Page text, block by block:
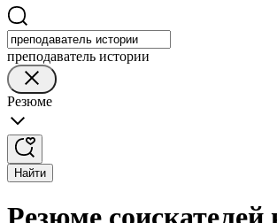
преподаватель истории
Резюме
Найти